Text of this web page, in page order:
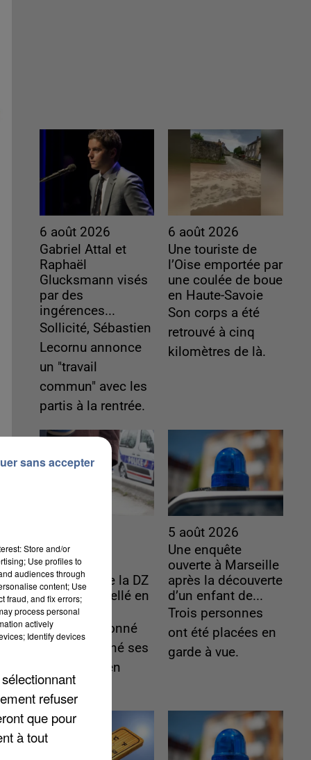
6 août 2026
Gabriel Attal et
Raphaël
Glucksmann visés
par des
ingérences...
Sollicité, Sébastien
Lecornu annonce
un "travail
commun" avec les
partis à la rentrée.
6 août 2026
Une touriste de
l’Oise emportée par
une coulée de boue
en Haute-Savoie
Son corps a été
retrouvé à cinq
kilomètres de là.
L’un des
fondateurs
supposés de la DZ
Mafia interpellé en
Algérie
Il est soupçonné
d'y avoir mené ses
opérations en
France.
5 août 2026
Une enquête
ouverte à Marseille
après la découverte
d’un enfant de...
Trois personnes
ont été placées en
garde à vue.
Store and/or
Use profiles to
audiences through
content; Use
fraud, and fix errors;
process personal
actively
Identify devices
refuser
que pour
à tout
sans accepter